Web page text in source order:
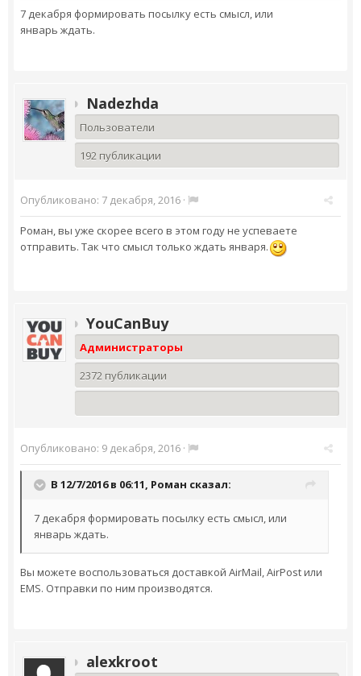
7 декабря формировать посылку есть смысл, или
январь ждать.
Nadezhda
Пользователи
192 публикации
Опубликовано: 7 декабря, 2016 ·
Роман, вы уже скорее всего в этом году не успеваете
отправить. Так что смысл только ждать января.
YouCanBuy
Администраторы
2372 публикации
Опубликовано: 9 декабря, 2016 ·
В 12/7/2016 в 06:11, Роман сказал:
7 декабря формировать посылку есть смысл, или
январь ждать.
Вы можете воспользоваться доставкой AirMail, AirPost или
EMS. Отправки по ним производятся.
alexkroot